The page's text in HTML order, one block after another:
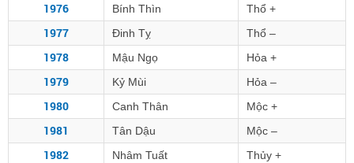
1976 Bính Thìn Thổ +
1977 Đinh Tỵ Thổ –
1978 Mậu Ngọ Hỏa +
1979 Kỷ Mùi Hỏa –
1980 Canh Thân Mộc +
1981 Tân Dậu Mộc –
1982 Nhâm Tuất Thủy +